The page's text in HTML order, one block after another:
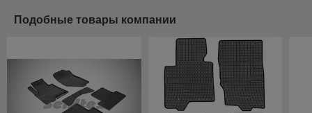
Подобные товары компании